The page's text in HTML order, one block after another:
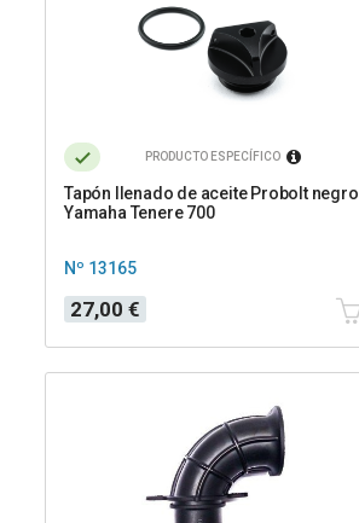
PRODUCTO ESPECÍFICO
Tapón llenado de aceite Probolt negro
Yamaha Tenere 700
Nº 13165
Precio
27,00 €